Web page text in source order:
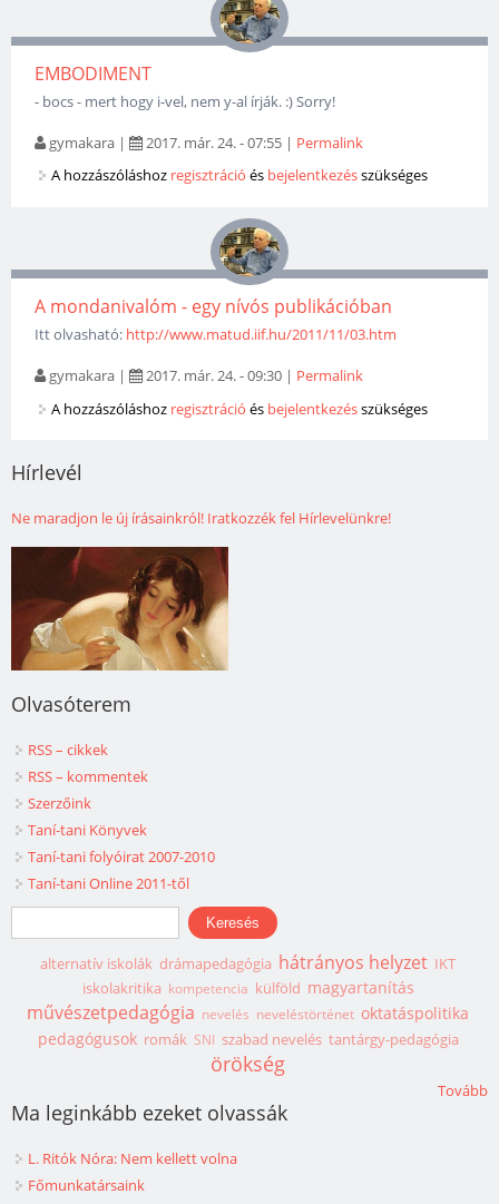
EMBODIMENT
- bocs - mert hogy i-vel, nem y-al írják. :) Sorry!
gymakara | 2017. már. 24. - 07:55 | Permalink
A hozzászóláshoz regisztráció és bejelentkezésszükséges
A mondanivalóm - egy nívós publikációban
Itt olvasható: http://www.matud.iif.hu/2011/11/03.htm
gymakara | 2017. már. 24. - 09:30 | Permalink
A hozzászóláshoz regisztráció és bejelentkezésszükséges
Hírlevél
Ne maradjon le új írásainkról! Iratkozzék fel Hírlevelünkre!
Olvasóterem
RSS – cikkek
RSS – kommentek
Szerzőink
Taní-tani Könyvek
Taní-tani folyóirat 2007-2010
Taní-tani Online 2011-től
Keresés űrlap
Keresés
alternatív iskolák drámapedagógia hátrányos helyzet IKT
iskolakritika kompetencia külföld magyartanítás
művészetpedagógia nevelés neveléstörténet oktatáspolitika
pedagógusok romák SNI szabad nevelés tantárgy-pedagógia
örökség
Tovább
Ma leginkább ezeket olvassák
L. Ritók Nóra: Nem kellett volna
Főmunkatársaink